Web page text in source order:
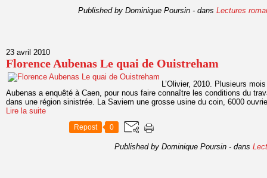
Published by Dominique Poursin - dans Lectures
23 avril 2010
Florence Aubenas Le quai de Ouistreham
L’Olivier, 2010. Plusieurs
Aubenas a enquêté à Caen, pour nous faire connaître les conditions du
dans une région sinistrée. La Saviem une grosse usine du coin, 6000
Lire la suite
Repost 0
Published by Dominique Poursin - dans